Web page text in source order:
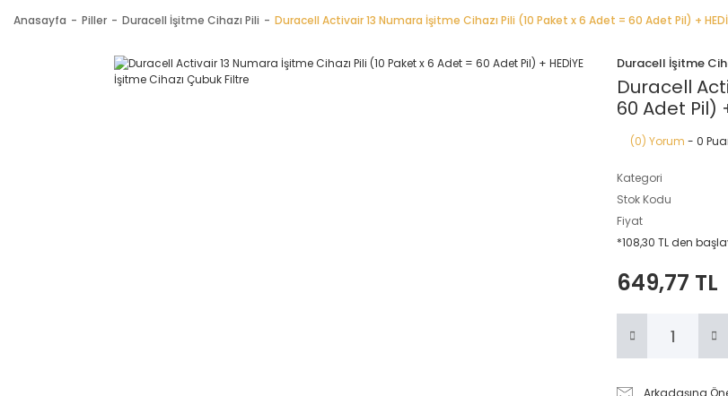
Anasayfa Piller Duracell İşitme Cihazı Pili Duracell Activair 13 Numara İşitme Cihazı Pili (10 Paket x 6 Adet = 60 Adet Pil) +
Duracell İşitme
Duracell
60 Adet Pil)
(0) Yorum - 0
Kategori
Stok Kodu
Fiyat
*108,30 TL den
649,77 TL
Arkadaşına